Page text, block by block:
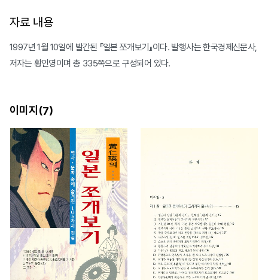
자료 내용
1997년 1월 10일에 발간된 『일본 쪼개보기』이다. 발행사는 한국경제신문사,
저자는 황인영이며 총 335쪽으로 구성되어 있다.
이미지(7)